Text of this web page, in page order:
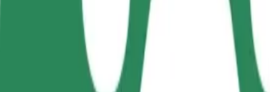
Galeria Korona
Comodidad y confort a un botón de distancia